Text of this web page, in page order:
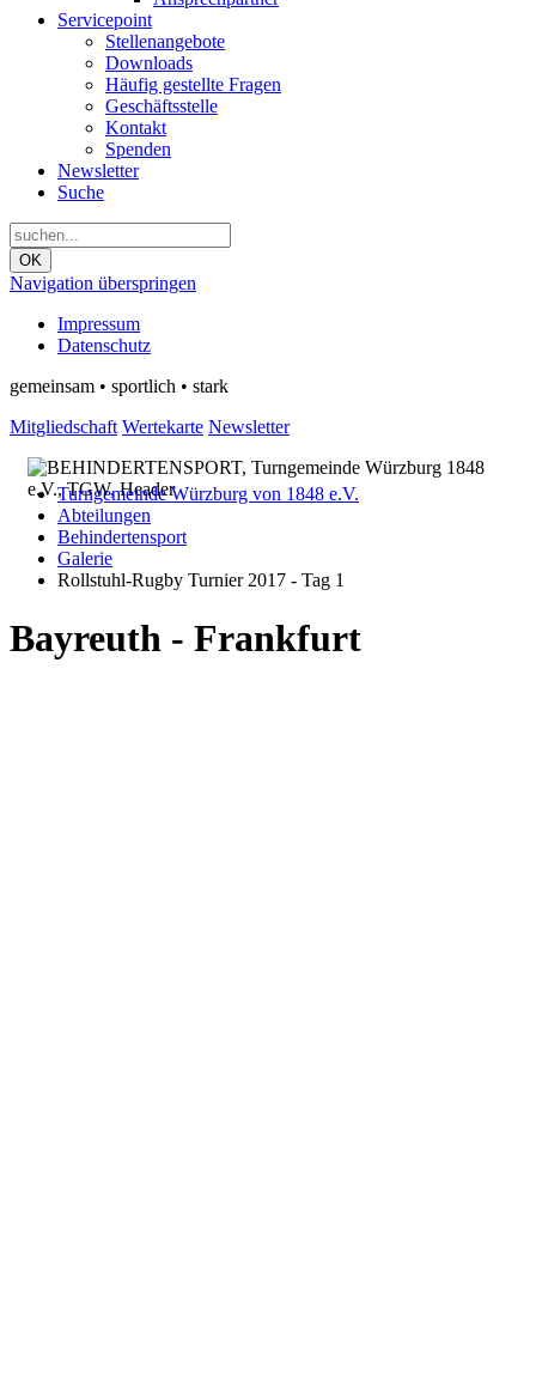
Servicepoint
Stellenangebote
Downloads
Häufig gestellte Fragen
Geschäftsstelle
Kontakt
Spenden
Newsletter
Suche
OK
Navigation überspringen
Impressum
Datenschutz
gemeinsam • sportlich • stark
Mitgliedschaft Wertekarte Newsletter
Turngemeinde Würzburg von 1848 e.V.
Abteilungen
Behindertensport
Galerie
Rollstuhl-Rugby Turnier 2017 - Tag 1
Bayreuth - Frankfurt